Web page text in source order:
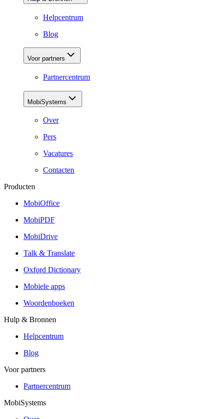
Helpcentrum
Blog
Voor partners
Partnercentrum
MobiSystems
Over
Pers
Vacatures
Contacten
Producten
MobiOffice
MobiPDF
MobiDrive
Talk & Translate
Oxford Dictionary
Mobiele apps
Woordenboeken
Hulp & Bronnen
Helpcentrum
Blog
Voor partners
Partnercentrum
MobiSystems